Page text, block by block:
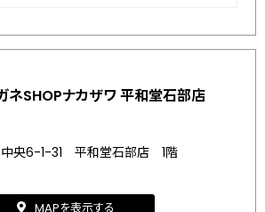
ネSHOPナカザワ 平和堂石部店
中央6-1-31 平和堂石部店 1階
MAPを表示する